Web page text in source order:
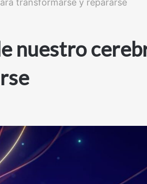
transformarse y repararse
nuestro